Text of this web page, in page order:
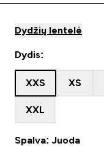
Dydžių lentelė
Dydis:
XXS XS
XXL
Spalva: Juoda